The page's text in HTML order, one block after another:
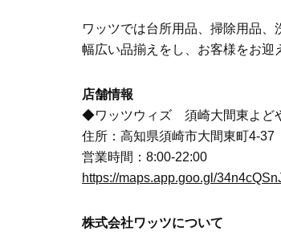
ワッツでは台所用品、掃除用品
幅広い品揃えをし、お客様をお迎
店舗情報
◆ワッツウィズ 須崎大間東よど
住所：高知県須崎市大間東町4-
営業時間：8:00-22:00
https://maps.app.goo.gl/
株式会社ワッツについて